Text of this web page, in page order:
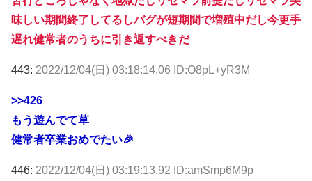
味しい期間終了してるしバグが短期間で増殖中だし今更手
遅れ健常者のうちに引き返すべきだ
443: 2022/12/04(日) 03:18:14.06 ID:O8pL+yR3M
>>426
もう遊んでて草
健常者卒業おめでたい🎉
446: 2022/12/04(日) 03:19:13.92 ID:amSmp6M9p